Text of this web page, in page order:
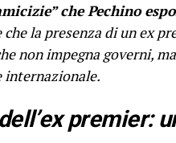
che Pechino
che la presenza di un ex
non impegna governi,
premier: